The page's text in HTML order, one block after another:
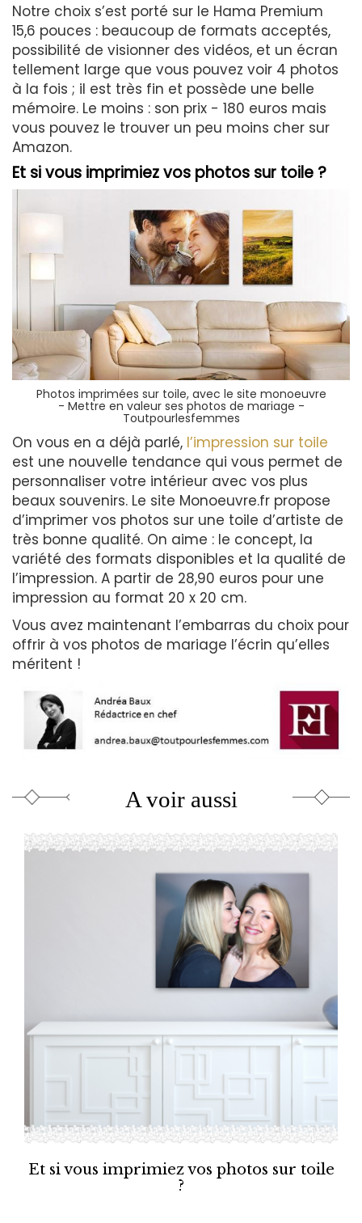
Notre choix s’est porté sur le Hama Premium
15,6 pouces : beaucoup de formats acceptés,
possibilité de visionner des vidéos, et un écran
tellement large que vous pouvez voir 4 photos
à la fois ; il est très fin et possède une belle
mémoire. Le moins : son prix - 180 euros mais
vous pouvez le trouver un peu moins cher sur
Amazon.
Et si vous imprimiez vos photos sur toile ?
Photos imprimées sur toile, avec le site monoeuvre
- Mettre en valeur ses photos de mariage -
Toutpourlesfemmes
On vous en a déjà parlé, l’impression sur toile
est une nouvelle tendance qui vous permet de
personnaliser votre intérieur avec vos plus
beaux souvenirs. Le site Monoeuvre.fr propose
d’imprimer vos photos sur une toile d’artiste de
très bonne qualité. On aime : le concept, la
variété des formats disponibles et la qualité de
l’impression. A partir de 28,90 euros pour une
impression au format 20 x 20 cm.
Vous avez maintenant l’embarras du choix pour
offrir à vos photos de mariage l’écrin qu’elles
méritent !
A voir aussi
Et si vous imprimiez vos photos sur toile
?